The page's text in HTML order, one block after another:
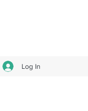
Log In